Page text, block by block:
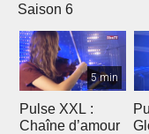
Saison 6
5 min
Pulse XXL :
Chaîne d’amour